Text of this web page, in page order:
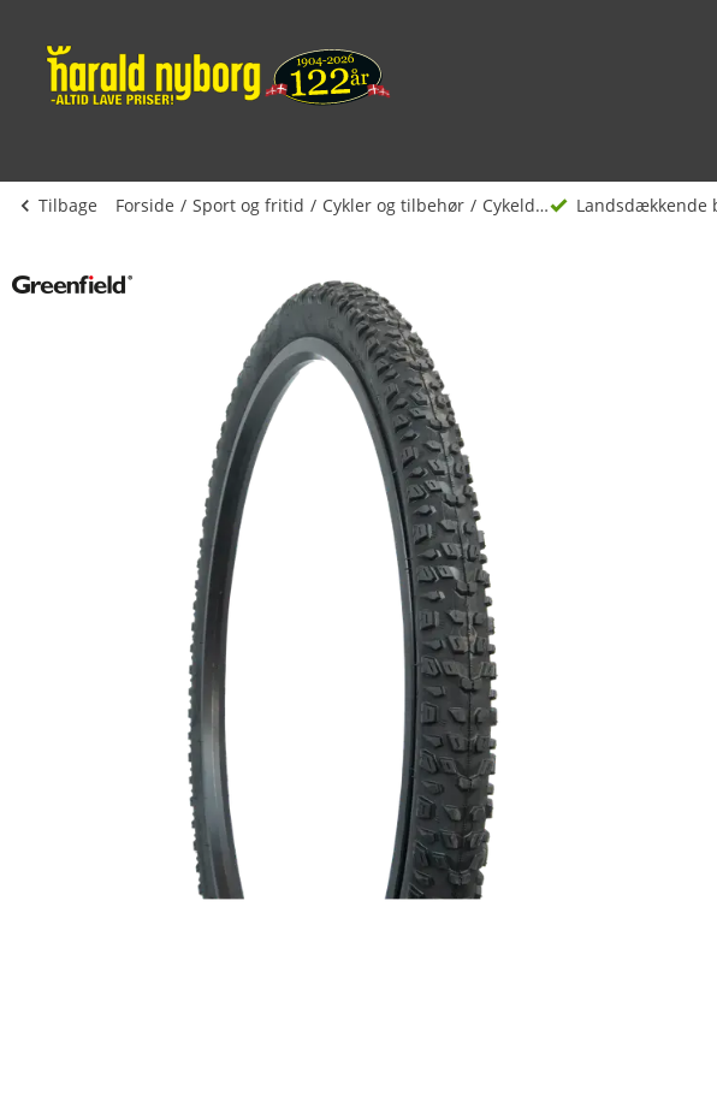
Tilbage Forside Sport og fritid Cykler og tilbehør Cykeldæk Landsdækkende